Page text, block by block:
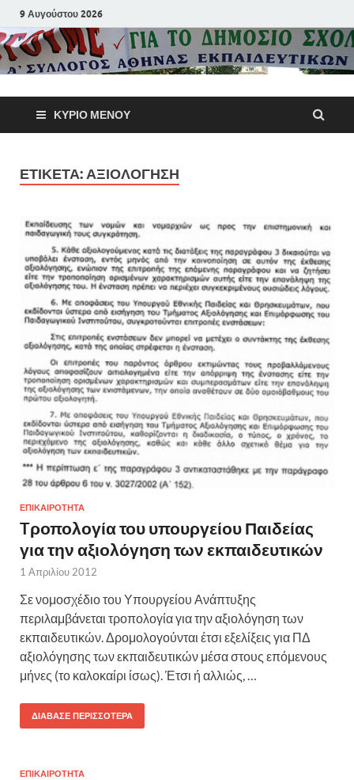
9 Αυγούστου 2026
Α΄
Αθηνών
Π.Ε.
ΚΎΡΙΟ ΜΕΝΟΎ
ΕΤΙΚΈΤΑ: ΑΞΙΟΛΌΓΗΣΗ
ΕΠΙΚΑΙΡΟΤΗΤΑ
Tροπολογία του υπουργείου Παιδείας
για την αξιολόγηση των εκπαιδευτικών
1 Απριλίου 2012
Σε νομοσχέδιο του Υπουργείου Ανάπτυξης
περιλαμβάνεται τροπολογία για την αξιολόγηση των
εκπαιδευτικών. Δρομολογούνται έτσι εξελίξεις για ΠΔ
αξιολόγησης των εκπαιδευτικών μέσα στους επόμενους
μήνες (το καλοκαίρι ίσως). Έτσι ή αλλιώς, …
ΔΙΆΒΑΣΕ ΠΕΡΙΣΣΌΤΕΡΑ
ΕΠΙΚΑΙΡΟΤΗΤΑ